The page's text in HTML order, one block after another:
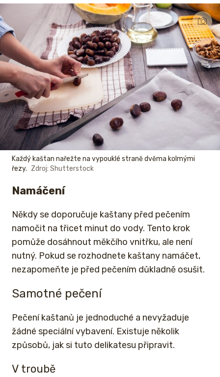
Každý kaštan nařežte na vypouklé straně dvěma kolmými
řezy. Zdroj: Shutterstock
Namáčení
Někdy se doporučuje kaštany před pečením
namočit na třicet minut do vody. Tento krok
pomůže dosáhnout měkčího vnitřku, ale není
nutný. Pokud se rozhodnete kaštany namáčet,
nezapomeňte je před pečením důkladně osušit.
Samotné pečení
Pečení kaštanů je jednoduché a nevyžaduje
žádné speciální vybavení. Existuje několik
způsobů, jak si tuto delikatesu připravit.
V troubě